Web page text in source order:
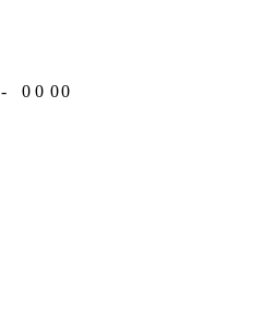
- 0 0 00